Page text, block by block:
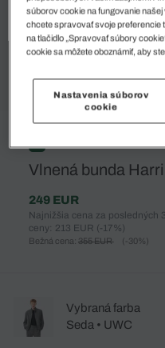
%
Vlnená bunda
249 EUR
Najnižšia cena za posledných
ceny: 213 EUR (-17%)
Bežná cena: 355 EUR (-30%)
Vybraná farba
Seda • UWC
súborov cookie na fungovanie našej
chcete spravovať svoje preferencie
na tlačidlo „Spravovať súbory
cookie sa môžete oboznámiť, aby
Nastavenia súborov
cookie